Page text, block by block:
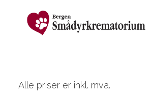
Alle priser er inkl. mva.